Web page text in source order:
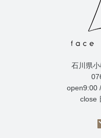
石川県
open9:00
close